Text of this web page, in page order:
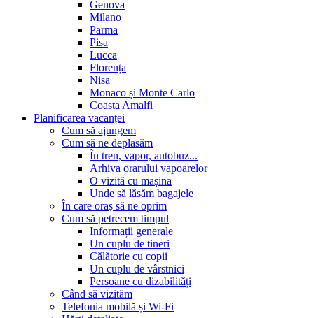
Genova
Milano
Parma
Pisa
Lucca
Florența
Nisa
Monaco și Monte Carlo
Coasta Amalfi
Planificarea vacanței
Cum să ajungem
Cum să ne deplasăm
În tren, vapor, autobuz...
Arhiva orarului vapoarelor
O vizită cu mașina
Unde să lăsăm bagajele
În care oraș să ne oprim
Cum să petrecem timpul
Informații generale
Un cuplu de tineri
Călătorie cu copii
Un cuplu de vârstnici
Persoane cu dizabilități
Când să vizităm
Telefonia mobilă și Wi-Fi